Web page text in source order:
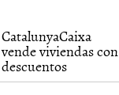
CatalunyaCaixa
vende viviendas con
descuentos